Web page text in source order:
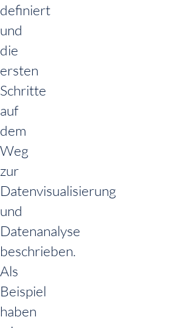
definiert
und
die
ersten
Schritte
auf
dem
Weg
zur
Datenvisualisierung
und
Datenanalyse
beschrieben.
Als
Beispiel
haben